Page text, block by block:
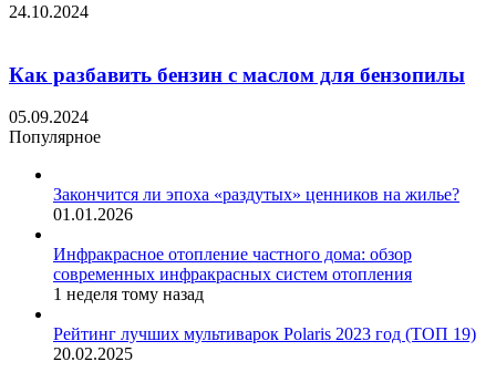
24.10.2024
Как разбавить бензин с маслом для бензопилы
05.09.2024
Популярное
Закончится ли эпоха «раздутых» ценников на жилье?
01.01.2026
Инфракрасное отопление частного дома: обзор
современных инфракрасных систем отопления
1 неделя тому назад
Рейтинг лучших мультиварок Polaris 2023 год (ТОП 19)
20.02.2025